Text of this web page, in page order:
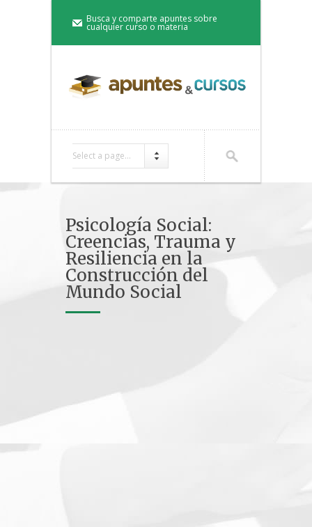
Busca y comparte apuntes sobre
cualquier curso o materia
Select a page...
Psicología Social:
Creencias, Trauma y
Resiliencia en la
Construcción del
Mundo Social